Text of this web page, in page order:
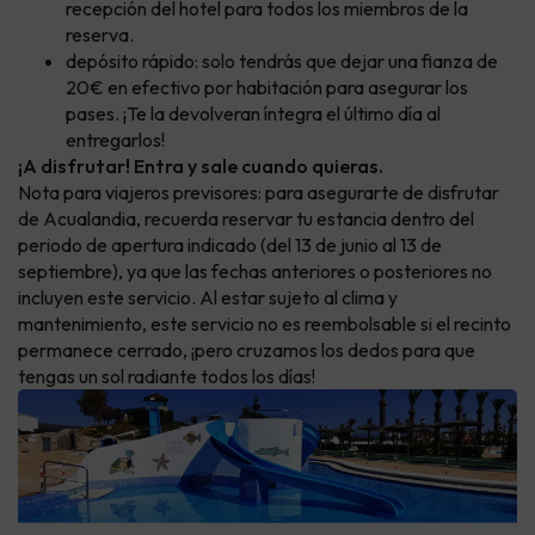
recepción del hotel para todos los miembros de la
reserva.
depósito rápido: solo tendrás que dejar una fianza de
20€ en efectivo por habitación para asegurar los
pases. ¡Te la devolveran íntegra el último día al
entregarlos!
¡A disfrutar! Entra y sale cuando quieras.
Nota para viajeros previsores: para asegurarte de disfrutar
de Acualandia, recuerda reservar tu estancia dentro del
periodo de apertura indicado (del 13 de junio al 13 de
septiembre), ya que las fechas anteriores o posteriores no
incluyen este servicio. Al estar sujeto al clima y
mantenimiento, este servicio no es reembolsable si el recinto
permanece cerrado, ¡pero cruzamos los dedos para que
tengas un sol radiante todos los días!